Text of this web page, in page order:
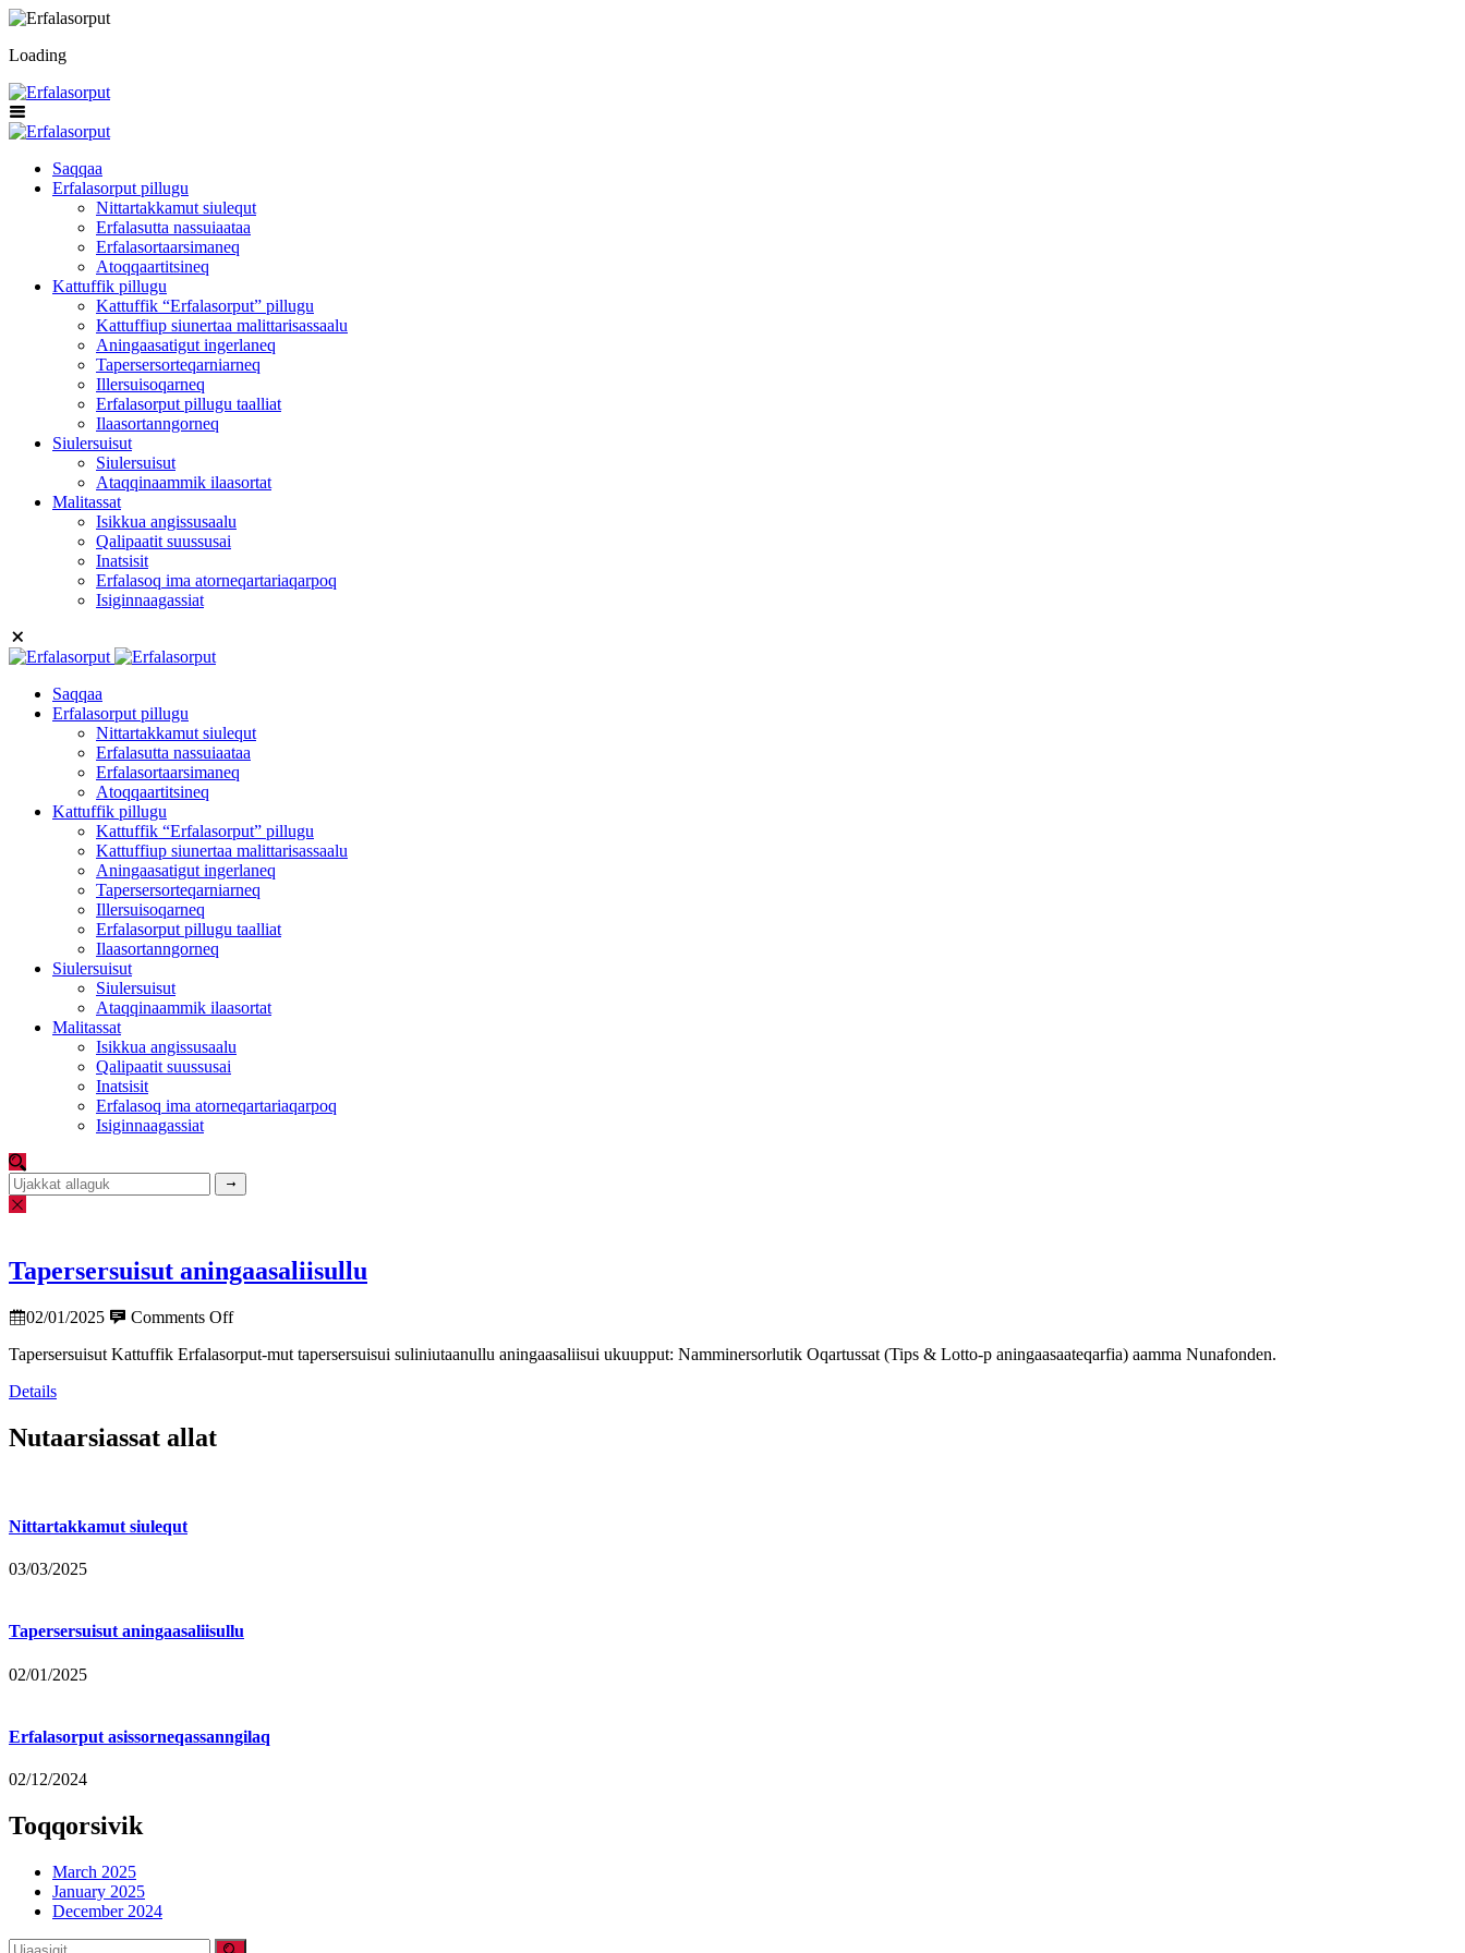
Loading
Saqqaa
Erfalasorput pillugu
Nittartakkamut siulequt
Erfalasutta nassuiaataa
Erfalasortaarsimaneq
Atoqqaartitsineq
Kattuffik pillugu
Kattuffik “Erfalasorput” pillugu
Kattuffiup siunertaa malittarisassaalu
Aningaasatigut ingerlaneq
Tapersersorteqarniarneq
Illersuisoqarneq
Erfalasorput pillugu taalliat
Ilaasortanngorneq
Siulersuisut
Siulersuisut
Ataqqinaammik ilaasortat
Malitassat
Isikkua angissusaalu
Qalipaatit suussusai
Inatsisit
Erfalasoq ima atorneqartariaqarpoq
Isiginnaagassiat
Saqqaa
Erfalasorput pillugu
Nittartakkamut siulequt
Erfalasutta nassuiaataa
Erfalasortaarsimaneq
Atoqqaartitsineq
Kattuffik pillugu
Kattuffik “Erfalasorput” pillugu
Kattuffiup siunertaa malittarisassaalu
Aningaasatigut ingerlaneq
Tapersersorteqarniarneq
Illersuisoqarneq
Erfalasorput pillugu taalliat
Ilaasortanngorneq
Siulersuisut
Siulersuisut
Ataqqinaammik ilaasortat
Malitassat
Isikkua angissusaalu
Qalipaatit suussusai
Inatsisit
Erfalasoq ima atorneqartariaqarpoq
Isiginnaagassiat
Tapersersuisut aningaasaliisullu
02/01/2025
Comments Off
Tapersersuisut Kattuffik Erfalasorput-mut tapersersuisui suliniutaanullu aningaasaliisui ukuupput: Namminersorlutik Oqartussat (Tips & Lotto-p aningaasaateqarfia) aamma Nunafonden.
Details
Nutaarsiassat allat
Nittartakkamut siulequt
03/03/2025
Tapersersuisut aningaasaliisullu
02/01/2025
Erfalasorput asissorneqassanngilaq
02/12/2024
Toqqorsivik
March 2025
January 2025
December 2024